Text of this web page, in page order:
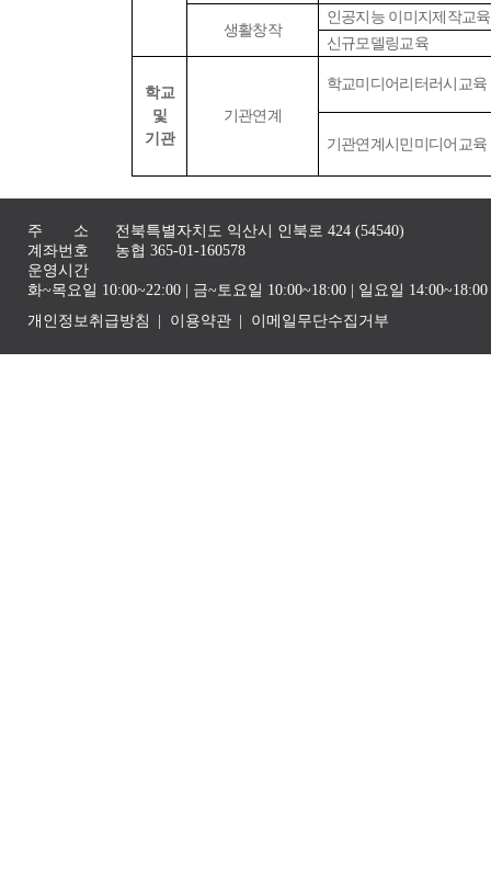
생활창작
인공지능 이미지제작교육
신규모델링교육
학교
및
기관
기관연계
학교미디어리터러시교육
기관연계시민미디어교육
주 소
전북특별자치도 익산시 인북로 424 (54540)
계좌번호
농협 365-01-160578
운영시간
화~목요일 10:00~22:00 | 금~토요일 10:00~18:00 | 일요일
개인정보취급방침
이용약관 이메일무단수집거부